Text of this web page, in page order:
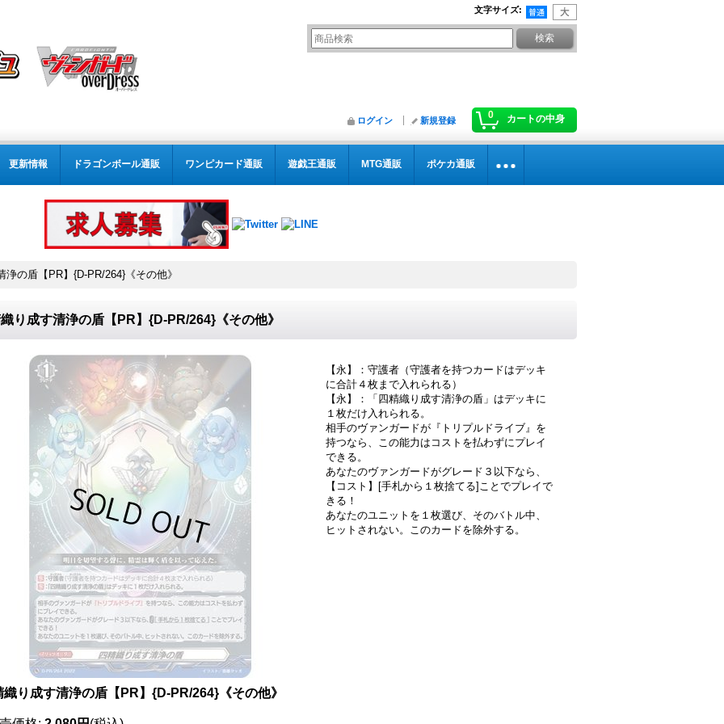
文字サイズ:
0 カートの中身
ログイン 新規登録
更新情報 ドラゴンボール通販 ワンピカード通販 遊戯王通販 MTG通販 ポケカ通販
浄の盾【PR】{D-PR/264}《その他》
り成す清浄の盾【PR】{D-PR/264}《その他》
【永】：守護者（守護者を持つカードはデッキ
に合計４枚まで入れられる）
【永】：「四精織り成す清浄の盾」はデッキに
１枚だけ入れられる。
相手のヴァンガードが『トリプルドライブ』を
持つなら、この能力はコストを払わずにプレイ
できる。
あなたのヴァンガードがグレード３以下なら、
【コスト】[手札から１枚捨てる]ことでプレイで
きる！
あなたのユニットを１枚選び、そのバトル中、
ヒットされない。このカードを除外する。
織り成す清浄の盾【PR】{D-PR/264}《その他》